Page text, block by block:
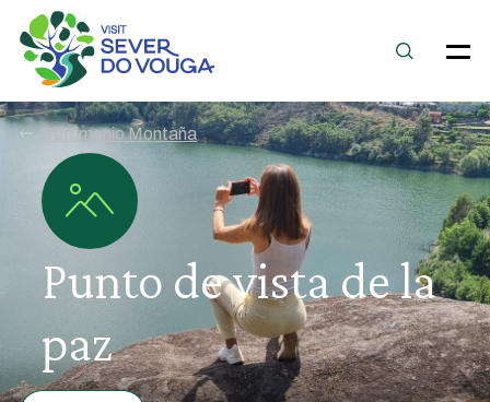
Patrimonio Montaña
Punto de vista de la
paz